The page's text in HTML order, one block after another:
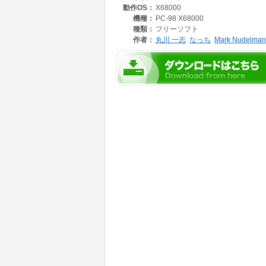
デフォルトの LESSCHARSET は japanese-
状態で jis コードや ujis (euc) コードで書かれ
とができます。（文字が化ける場合は後述の
さい。）
v177 との違いをいくつか上げておきます。（
１．サーチやファイル名入力等で、一番下の
動作OS： X68000
機種： PC-98 X68000
種類： フリーソフト
作者： 丸川 一志 なっち Mark Nudelman